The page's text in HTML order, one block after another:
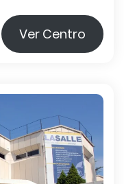
Ver Centro